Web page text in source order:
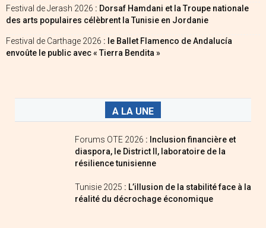
Festival de Jerash 2026 : Dorsaf Hamdani et la Troupe nationale
des arts populaires célèbrent la Tunisie en Jordanie
Festival de Carthage 2026 : le Ballet Flamenco de Andalucía
envoûte le public avec « Tierra Bendita »
A LA UNE
Forums OTE 2026 : Inclusion financière et
diaspora, le District II, laboratoire de la
résilience tunisienne
Tunisie 2025 : L’illusion de la stabilité face à la
réalité du décrochage économique